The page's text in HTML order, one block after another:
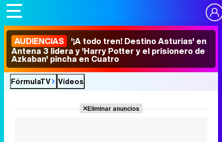
AUDIENCIAS '¡A todo tren! Destino Asturias' en
Antena 3 lidera y 'Harry Potter y el prisionero de
Azkaban' pincha en Cuatro
FórmulaTV Vídeos
Eliminar anuncios